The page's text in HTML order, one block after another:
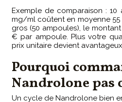
Exemple de comparaison : 10
mg/ml coûtent en moyenne 55
gros (50 ampoules), le
€ par ampoule. Plus votre
prix unitaire devient
Pourquoi
Nandrolone pas
Un cycle de Nandrolone bien